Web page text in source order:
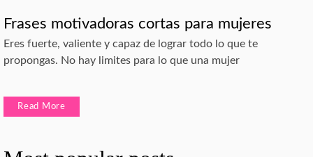
Frases motivadoras cortas para mujeres
Eres fuerte, valiente y capaz de lograr todo lo que te
propongas. No hay limites para lo que una mujer
Read More